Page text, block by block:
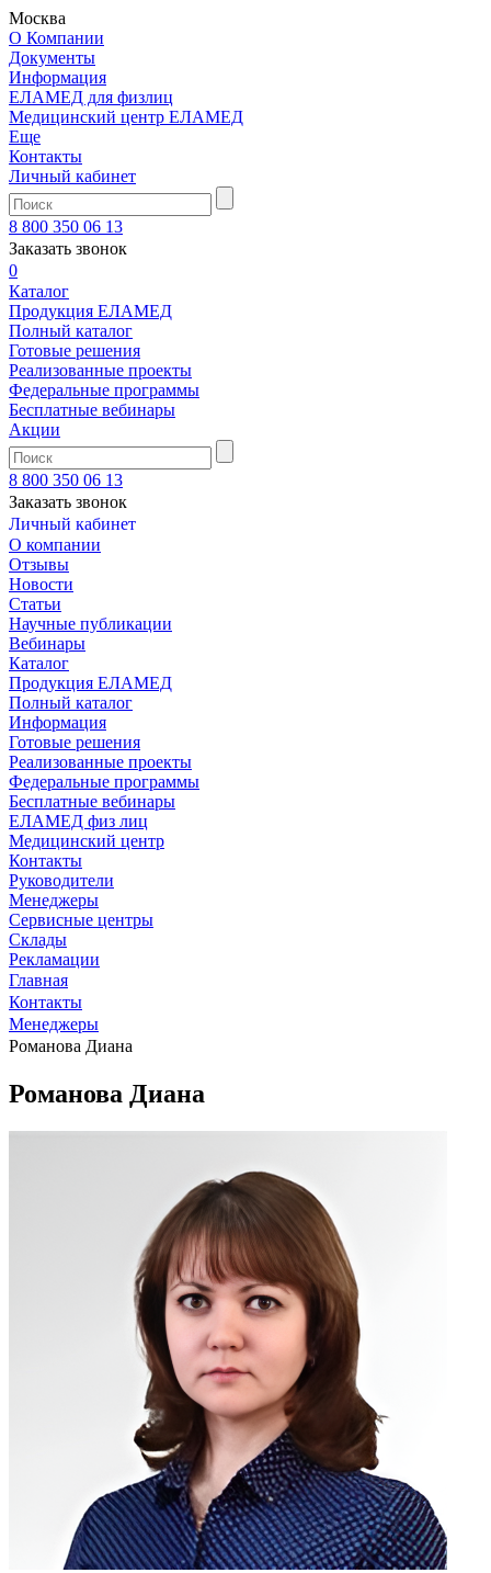
Москва
О Компании
Документы
Информация
ЕЛАМЕД для физлиц
Медицинский центр ЕЛАМЕД
Еще
Контакты
Личный кабинет
8 800 350 06 13
Заказать звонок
0
Каталог
Продукция ЕЛАМЕД
Полный каталог
Готовые решения
Реализованные проекты
Федеральные программы
Бесплатные вебинары
Акции
8 800 350 06 13
Заказать звонок
Личный кабинет
О компании
Отзывы
Новости
Статьи
Научные публикации
Вебинары
Каталог
Продукция ЕЛАМЕД
Полный каталог
Информация
Готовые решения
Реализованные проекты
Федеральные программы
Бесплатные вебинары
ЕЛАМЕД физ лиц
Медицинский центр
Контакты
Руководители
Менеджеры
Сервисные центры
Склады
Рекламации
Главная
Контакты
Менеджеры
Романова Диана
Романова Диана